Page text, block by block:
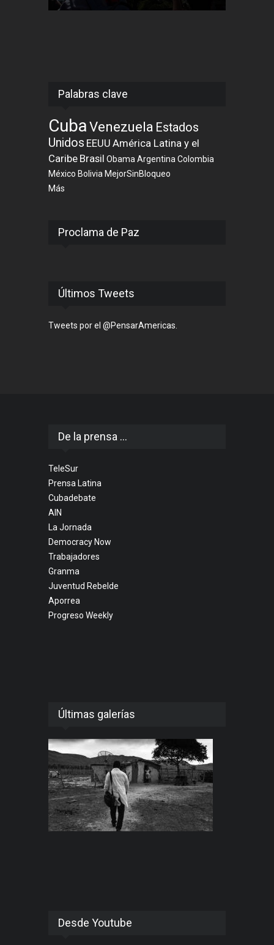
Palabras clave
CubaVenezuela Estados
Unidos EEUU América Latina y el
Caribe Brasil ObamaArgentinaColombia
México Bolivia MejorSinBloqueo
Más
Proclama de Paz
Últimos Tweets
Tweets por el @PensarAmericas.
De la prensa ...
TeleSur
Prensa Latina
Cubadebate
AIN
La Jornada
Democracy Now
Trabajadores
Granma
Juventud Rebelde
Aporrea
Progreso Weekly
Últimas galerías
Desde Youtube